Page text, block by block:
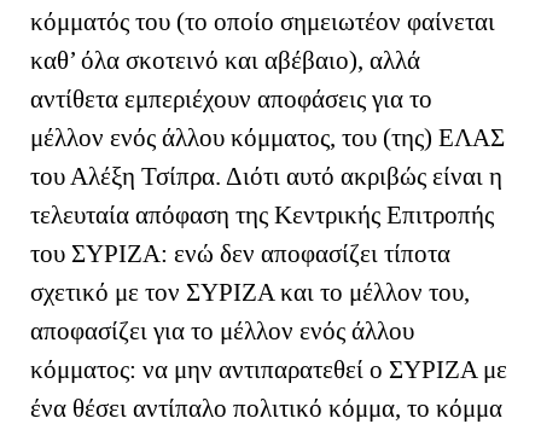
κόμματός του (το οποίο σημειωτέον φαίνεται
καθ’ όλα σκοτεινό και αβέβαιο), αλλά
αντίθετα εμπεριέχουν αποφάσεις για το
μέλλον ενός άλλου κόμματος, του (της) ΕΛΑΣ
του Αλέξη Τσίπρα. Διότι αυτό ακριβώς είναι η
τελευταία απόφαση της Κεντρικής Επιτροπής
του ΣΥΡΙΖΑ: ενώ δεν αποφασίζει τίποτα
σχετικό με τον ΣΥΡΙΖΑ και το μέλλον του,
αποφασίζει για το μέλλον ενός άλλου
κόμματος: να μην αντιπαρατεθεί ο ΣΥΡΙΖΑ με
ένα θέσει αντίπαλο πολιτικό κόμμα, το κόμμα